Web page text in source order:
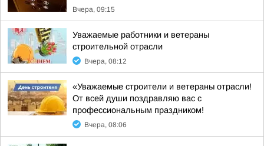
Вчера, 09:15
Уважаемые работники и ветераны
строительной отрасли
Вчера, 08:12
«Уважаемые строители и ветераны отрасли!
От всей души поздравляю вас с
профессиональным праздником!
Вчера, 08:06